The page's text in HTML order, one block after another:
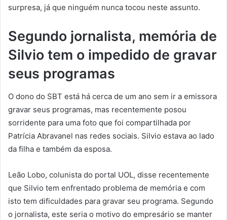
surpresa, já que ninguém nunca tocou neste assunto.
Segundo jornalista, memória de
Silvio tem o impedido de gravar
seus programas
O dono do SBT está há cerca de um ano sem ir a emissora
gravar seus programas, mas recentemente posou
sorridente para uma foto que foi compartilhada por
Patrícia Abravanel nas redes sociais. Silvio estava ao lado
da filha e também da esposa.
Leão Lobo, colunista do portal UOL, disse recentemente
que Silvio tem enfrentado problema de memória e com
isto tem dificuldades para gravar seu programa. Segundo
o jornalista, este seria o motivo do empresário se manter